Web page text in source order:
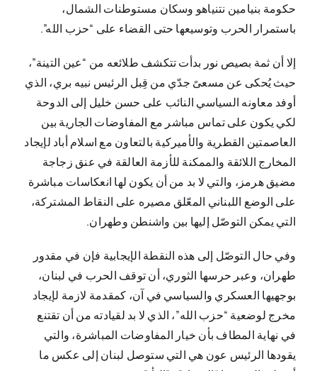
حكومة بنيامين نتنياهو وسكان مستوطنات الشمال،
باستمرار الحرب وتوسيعها حتى القضاء على “حزب الله”.
إلا أن ثمة بصيص نور بدأت تتكشف طلائعه من “عين التينة”،
حيث يُحكى عن مسعىً جدّي من قِبل الرئيس نبيه بري، الذي
أوفد معاونه السياسي النائب على حسن خليل إلى الدوحة
لكي يكون على تماس مباشر مع المفاوضات الجارية بين
العاصمتين القطرية والأميركية بالتعاون مع اسلام أباد لإيجاد
المخارج اللائقة والممكنة للأزمة العالقة في عنق زجاجة
مضيق هرمز، والتي لا بد من أن يكون لها انعكاسات مباشرة
على الوضع اللبناني المعّلق مصيره على النقاط المشتركة،
التي يمكن التوصّل إليها بين واشنطن وطهران.
وفي حال التوصّل إلى هذه النقطة الإيجابية فإن في مقدور
طهران، وعبر حرسها الثوري، أن توقف الحرب في لبنان،
بوجهيها العسكري والسياسي في آن، كمقدمة لازمة لإيجاد
مخرج لوضعية “حزب الله”، الذي لا بد لقيادته من أن تقتنع
في نهاية المطاف بأن خيار المفاوضات المباشرة، والتي
يقودها الرئيس عون هي التي ستوصل لبنان إلى عكس ما